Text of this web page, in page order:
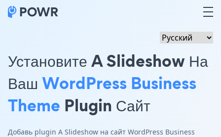
Установите A Slideshow На
Ваш WordPress Business
Theme Plugin Сайт
Добавь plugin A Slideshow на сайт WordPress Business